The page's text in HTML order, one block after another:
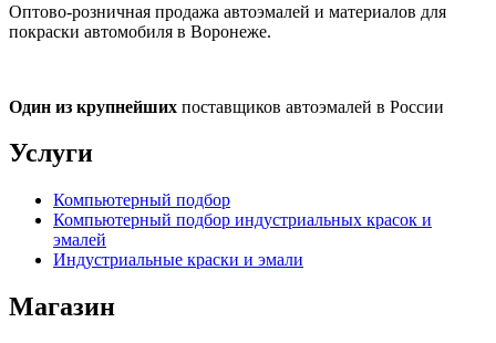
Оптово-розничная продажа автоэмалей и материалов для
покраски автомобиля в Воронеже.
Один из крупнейших поставщиков автоэмалей в России
Услуги
Компьютерный подбор
Компьютерный подбор индустриальных красок и
эмалей
Индустриальные краски и эмали
Магазин